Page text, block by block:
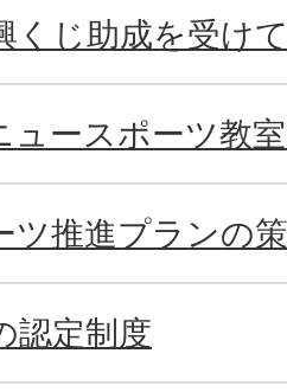
くじ助成を受け
ュースポーツ教
ツ推進プランの
認定制度